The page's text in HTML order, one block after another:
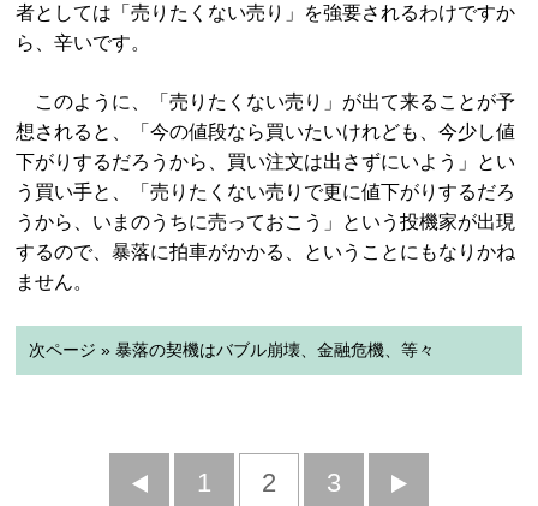
者としては「売りたくない売り」を強要されるわけですか
ら、辛いです。
このように、「売りたくない売り」が出て来ることが予
想されると、「今の値段なら買いたいけれども、今少し値
下がりするだろうから、買い注文は出さずにいよう」とい
う買い手と、「売りたくない売りで更に値下がりするだろ
うから、いまのうちに売っておこう」という投機家が出現
するので、暴落に拍車がかかる、ということにもなりかね
ません。
次ページ » 暴落の契機はバブル崩壊、金融危機、等々
前
1 2 3